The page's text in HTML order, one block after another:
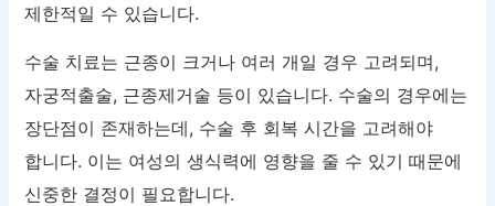
제한적일 수 있습니다.
수술 치료는 근종이 크거나 여러 개일 경우 고려되며,
자궁적출술, 근종제거술 등이 있습니다. 수술의 경우에는
장단점이 존재하는데, 수술 후 회복 시간을 고려해야
합니다. 이는 여성의 생식력에 영향을 줄 수 있기 때문에
신중한 결정이 필요합니다.